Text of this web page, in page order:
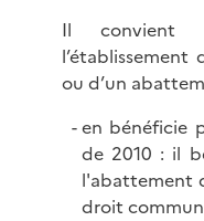
Il convient
ou d’un
en bénéficie
de 2010 : il
l'abattement
droit